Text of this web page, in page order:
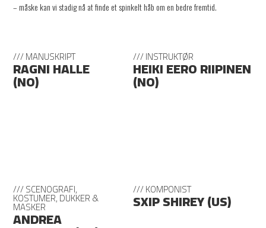
– måske kan vi stadig nå at finde et spinkelt håb om en bedre fremtid.
/// MANUSKRIPT
RAGNI HALLE
(NO)
/// INSTRUKTØR
HEIKI EERO RIIPINEN
(NO)
/// SCENOGRAFI,
KOSTUMER, DUKKER &
MASKER
ANDREA
/// KOMPONIST
SXIP SHIREY (US)